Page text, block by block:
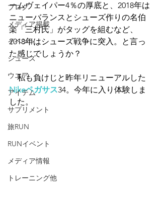
ブログ
メディア掲載
イベント
シューズ
ウエア
アイテム
サプリメント
旅RUN
RUNイベント
メディア情報
トレーニング他
ームヴェイパー4％の厚底と、2018年は
ニューバランスとシューズ作りの名伯
楽「三村氏」がタッグを組むなど、
2018年はシューズ戦争に突入。と言っ
た感じでしょうか？
私も負けじと昨年リニューアルした
Nikeペガサス34。今年に入り体験しま
した。